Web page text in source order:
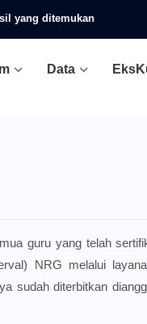
yang ditemukan
Data
guru yang telah
NRG melalui
sudah diterbitkan